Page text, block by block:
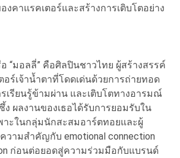
งคาแรคเตอร์และสร้างการเติบโตอย่าง
“มอลลี่” คือศิลปินชาวไทย ผู้สร้างสรรค์
ตอร์เจ้าน้ำตาที่โดดเด่นด้วยการถ่ายทอด
รเรียนรู้ข้ามผ่าน และเติบโตทางอารมณ์
ง ผลงานของเธอได้รับการยอมรับใน
าะในกลุ่มนักสะสมอาร์ตทอยและผู้
ามสำคัญกับ emotional connection
ก่อนต่อยอดสู่ความร่วมมือกับแบรนด์